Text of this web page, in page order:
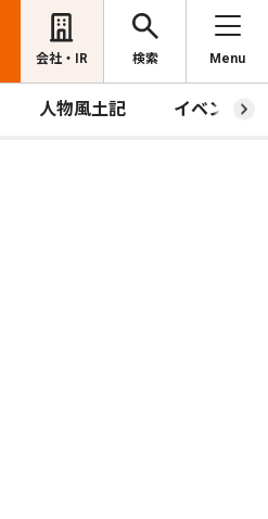
会社・IR 検索 Menu
人物風土記 イベント